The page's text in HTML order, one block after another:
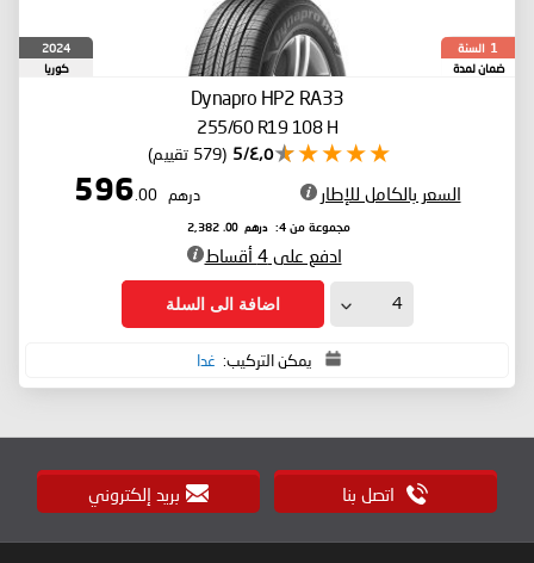
1 السنة
ضمان لمدة
2024
كوريا
Dynapro HP2 RA33
255/60 R19 108 H
٤٫٥/5 (579 تقييم)
السعر بالكامل للإطار درهم 596
.00
مجموعة من 4: درهم 2,382
.00
ادفع على 4 أقساط
اضافة الى السلة
يمكن التركيب: غدا
اتصل بنا بريد إلكتروني